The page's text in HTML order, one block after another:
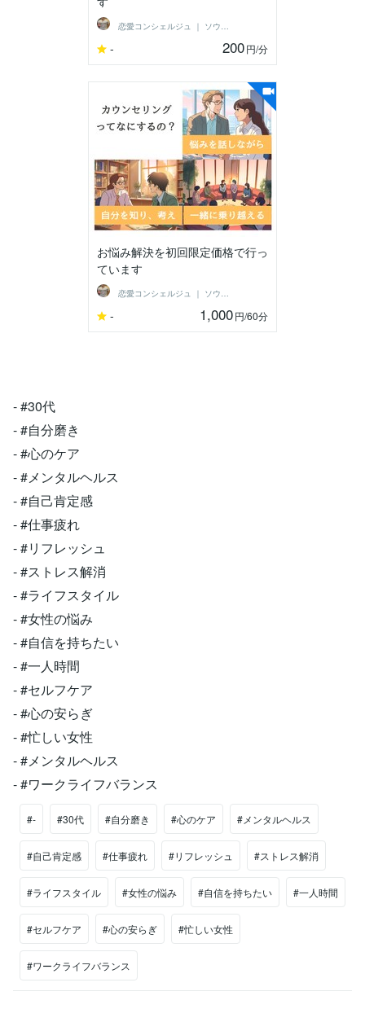
恋愛コンシェルジュ ｜ ソウメイ
- 200円/分
お悩み解決を初回限定価格で行っ
ています
恋愛コンシェルジュ ｜ ソウメイ
- 1,000円/60分
- #30代
- #自分磨き
- #心のケア
- #メンタルヘルス
- #自己肯定感
- #仕事疲れ
- #リフレッシュ
- #ストレス解消
- #ライフスタイル
- #女性の悩み
- #自信を持ちたい
- #一人時間
- #セルフケア
- #心の安らぎ
- #忙しい女性
- #メンタルヘルス
- #ワークライフバランス
#- #30代 #自分磨き #心のケア #メンタルヘルス
#自己肯定感 #仕事疲れ #リフレッシュ #ストレス解消
#ライフスタイル #女性の悩み #自信を持ちたい #一人時間
#セルフケア #心の安らぎ #忙しい女性
#ワークライフバランス